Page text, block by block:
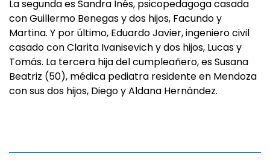
La segunda es Sandra Inés, psicopedagoga casada
con Guillermo Benegas y dos hijos, Facundo y
Martina. Y por último, Eduardo Javier, ingeniero civil
casado con Clarita Ivanisevich y dos hijos, Lucas y
Tomás. La tercera hija del cumpleañero, es Susana
Beatriz (50), médica pediatra residente en Mendoza
con sus dos hijos, Diego y Aldana Hernández.